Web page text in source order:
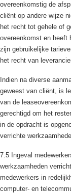
overeenkomstig de
cliënt op andere wijze
het recht tot gehele of
overeenkomst en heeft
zijn gebruikelijke
het recht van
Indien na diverse
geweest van cliënt, is
van de
gerechtigd om het
in de opdracht is
verrichte
7.5 Ingeval
werkzaamheden
medewerkers in
computer- en